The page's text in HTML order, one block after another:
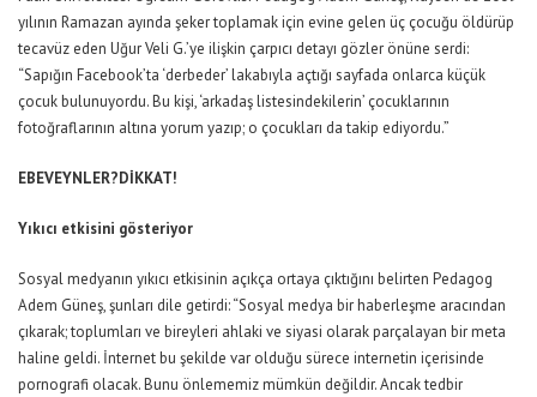
yılının Ramazan ayında şeker toplamak için evine gelen üç çocuğu öldürüp
tecavüz eden Uğur Veli G.’ye ilişkin çarpıcı detayı gözler önüne serdi:
“Sapığın Facebook’ta ‘derbeder’ lakabıyla açtığı sayfada onlarca küçük
çocuk bulunuyordu. Bu kişi, ‘arkadaş listesindekilerin’ çocuklarının
fotoğraflarının altına yorum yazıp; o çocukları da takip ediyordu.”
EBEVEYNLER?DİKKAT!
Yıkıcı etkisini gösteriyor
Sosyal medyanın yıkıcı etkisinin açıkça ortaya çıktığını belirten Pedagog
Adem Güneş, şunları dile getirdi: “Sosyal medya bir haberleşme aracından
çıkarak; toplumları ve bireyleri ahlaki ve siyasi olarak parçalayan bir meta
haline geldi. İnternet bu şekilde var olduğu sürece internetin içerisinde
pornografi olacak. Bunu önlememiz mümkün değildir. Ancak tedbir